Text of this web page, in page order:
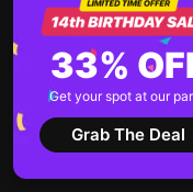
Facebook
Instagram
YouTube
33%
Get your spot at our
Grab The Deal